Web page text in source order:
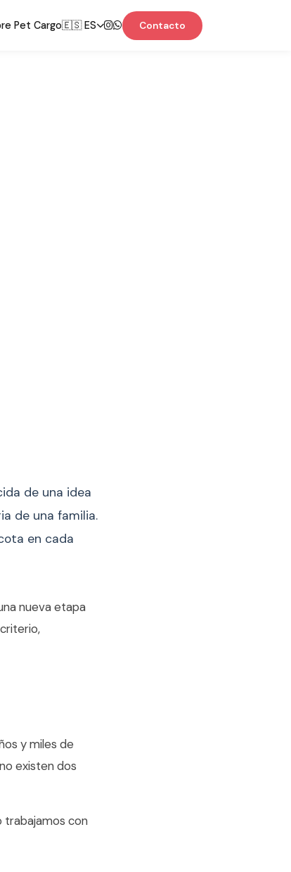
Pet Cargo🇪🇸 ES Contacto
de una idea
de una familia.
en cada
nueva etapa
y miles de
existen dos
trabajamos con